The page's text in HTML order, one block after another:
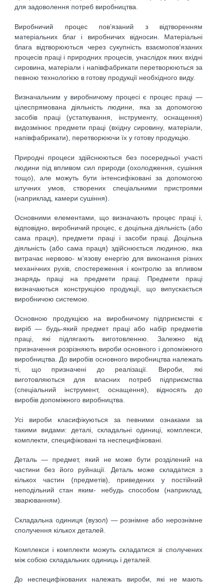
для задоволення потреб виробництва.
Виробничий процес пов’язаний з відтворенням
матеріальних благ і виробничих відносин. Матеріальні
блага відтворюються через сукупність взаємопов’язаних
процесів праці і природних процесів, унаслідок яких вхідні
сировина, матеріали і напівфабрикати перетворюються за
певною технологією в готову продукції необхідного виду.
Визначальним у виробничому процесі є процес праці —
цілеспрямована діяльність людини, яка за допомогою
засобів праці (устаткування, інструменту, оснащення)
видозмінює предмети праці (вхідну сировину, матеріали,
напівфабрикати), перетворюючи їх у готову продукцію.
Природні процеси здійснюються без посередньої участі
людини під впливом сил природи (охолодження, сушіння
тощо), але можуть бути інтенсифіковані за допомогою
штучних умов, створених спеціальними пристроями
(наприклад, камери сушіння).
Основними елементами, що визначають процес праці і,
відповідно, виробничий процес, є доцільна діяльність (або
сама праця), предмети праці і засоби праці. Доцільна
діяльність (або сама праця) здійснюється людиною, яка
витрачає нервово- м’язову енергію для виконання різних
механічних рухів, спостереження і контролю за впливом
знарядь праці на предмети праці. Предмети праці
визначаються конструкцією продукції, що випускається
виробничою системою.
Основною продукцією на виробничому підприємстві є
виріб — будь-який предмет праці або набір предметів
праці, які підлягають виготовленню. Залежно від
призначення розрізняють вироби основного і допоміжного
виробництва. До виробів основного виробництва належать
ті, що призначені до реалізації. Вироби, які
виготовляються для власних потреб підприємства
(спеціальний інструмент, оснащення), відносять до
виробів допоміжного виробництва.
Усі вироби класифікуються за певними ознаками за
такими видами: деталі, складальні одиниці, комплекси,
комплекти, специфіковані та неспецифіковані.
Деталь — предмет, який не може бути розділений на
частини без його руйнації. Деталь може складатися з
кількох частин (предметів), приведених у постійний
неподільний стан яким- небудь способом (наприклад,
зварюванням).
Складальна одиниця (вузол) — рознімне або нерознімне
сполучення кількох деталей.
Комплекси і комплекти можуть складатися зі сполучених
між собою складальних одиниць і деталей.
До неспецифікованих належать вироби, які не мають